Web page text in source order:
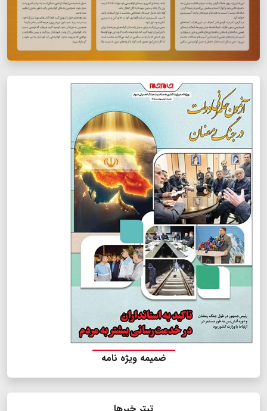
ضمیمه ویژه نامه